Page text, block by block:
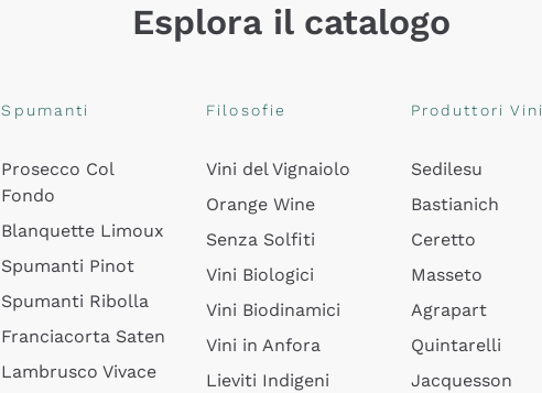
Esplora il catalogo
Spumanti
Prosecco Col
Fondo
Blanquette Limoux
Spumanti Pinot
Spumanti Ribolla
Franciacorta Saten
Lambrusco Vivace
Filosofie
Vini del Vignaiolo
Orange Wine
Senza Solfiti
Vini Biologici
Vini Biodinamici
Vini in Anfora
Lieviti Indigeni
Produttori Vini
Sedilesu
Bastianich
Ceretto
Masseto
Agrapart
Quintarelli
Jacquesson